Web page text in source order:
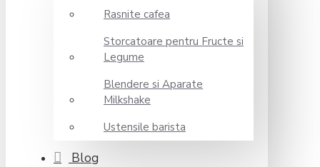
Rasnite cafea
Storcatoare pentru Fructe si
Legume
Blendere si Aparate
Milkshake
Ustensile barista
Blog